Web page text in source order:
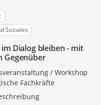
Soziales
Dialog bleiben - mit
Gegenüber
/ Workshop
Fachkräfte